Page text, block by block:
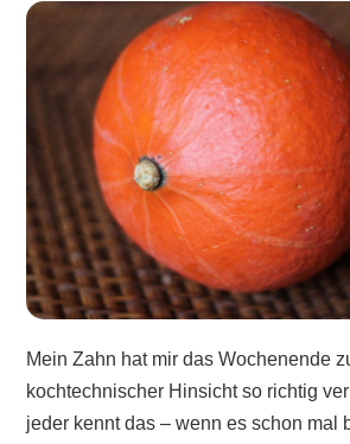
Mein Zahn hat mir das Wochenende
kochtechnischer Hinsicht so richtig
jeder kennt das – wenn es schon mal